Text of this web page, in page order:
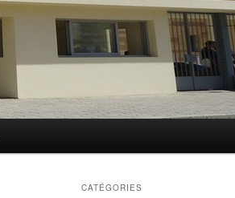
CATÉGORIES